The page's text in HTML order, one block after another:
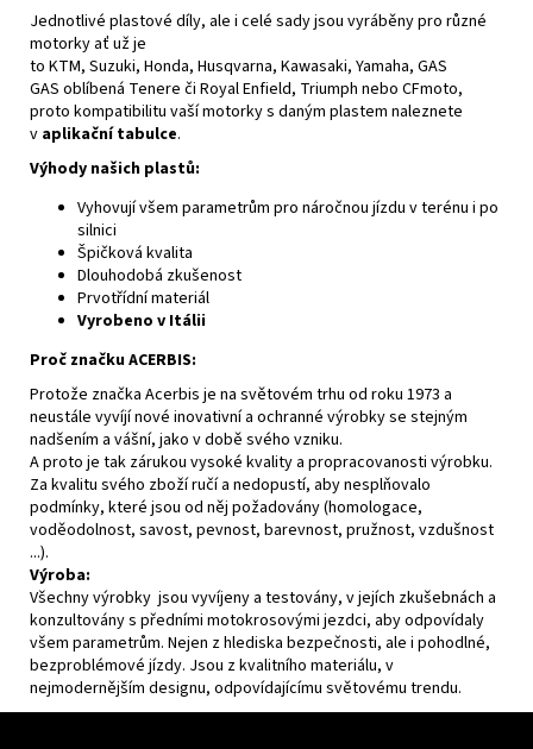
Jednotlivé plastové díly, ale i celé sady jsou vyráběny pro různé
motorky ať už je
to KTM, Suzuki, Honda, Husqvarna, Kawasaki, Yamaha, GAS
GAS oblíbená Tenere či Royal Enfield, Triumph nebo CFmoto,
proto kompatibilitu vaší motorky s daným plastem naleznete
v aplikační tabulce.
Výhody našich plastů:
Vyhovují všem parametrům pro náročnou jízdu v terénu i po
silnici
Špičková kvalita
Dlouhodobá zkušenost
Prvotřídní materiál
Vyrobeno v Itálii
Proč značku ACERBIS:
Protože značka Acerbis je na světovém trhu od roku 1973 a
neustále vyvíjí nové inovativní a ochranné výrobky se stejným
nadšením a vášní, jako v době svého vzniku.
A proto je tak zárukou vysoké kvality a propracovanosti výrobku.
Za kvalitu svého zboží ručí a nedopustí, aby nesplňovalo
podmínky, které jsou od něj požadovány (homologace,
voděodolnost, savost, pevnost, barevnost, pružnost, vzdušnost
...).
Výroba:
Všechny výrobky jsou vyvíjeny a testovány, v jejích zkušebnách a
konzultovány s předními motokrosovými jezdci, aby odpovídaly
všem parametrům. Nejen z hlediska bezpečnosti, ale i pohodlné,
bezproblémové jízdy. Jsou z kvalitního materiálu, v
nejmodernějším designu, odpovídajícímu světovému trendu.